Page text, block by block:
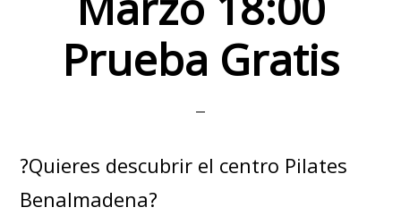
Prueba Gratis
?Quieres descubrir el centro Pilates
Benalmadena?